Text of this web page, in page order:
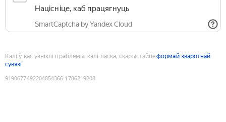
Націсніце, каб працягнуць
SmartCaptcha by Yandex Cloud
Калі ў вас узніклі праблемы, калі ласка, скарыстайцеформай зваротнай
сувязі
9190677492204854366:1786219208